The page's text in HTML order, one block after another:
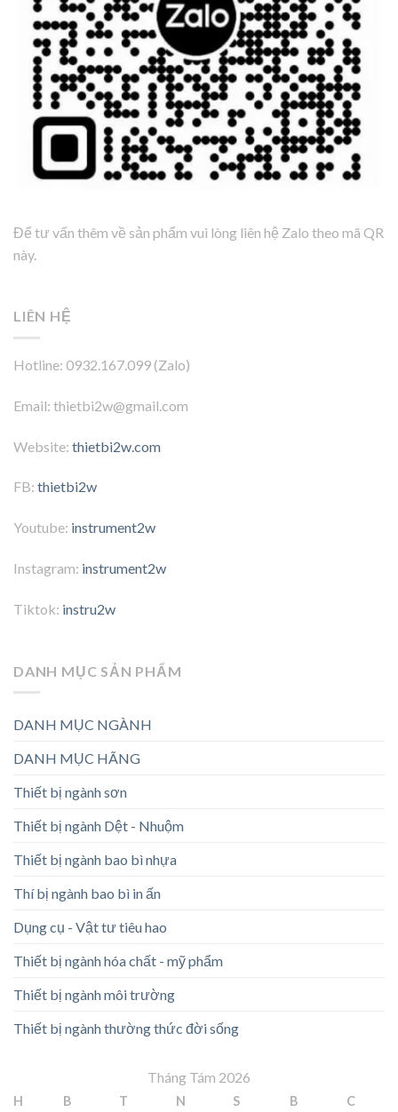
Để tư vấn thêm về sản phẩm vui lòng liên hệ Zalo theo mã QR
này.
LIÊN HỆ
Hotline: 0932.167.099 (Zalo)
Email: thietbi2w@gmail.com
Website: thietbi2w.com
FB: thietbi2w
Youtube: instrument2w
Instagram: instrument2w
Tiktok: instru2w
DANH MỤC SẢN PHẨM
DANH MỤC NGÀNH
DANH MỤC HÃNG
Thiết bị ngành sơn
Thiết bị ngành Dệt - Nhuộm
Thiết bị ngành bao bì nhựa
Thí bị ngành bao bì in ấn
Dụng cụ - Vật tư tiêu hao
Thiết bị ngành hóa chất - mỹ phẩm
Thiết bị ngành môi trường
Thiết bị ngành thường thức đời sống
Tháng Tám 2026
H B T N S B C